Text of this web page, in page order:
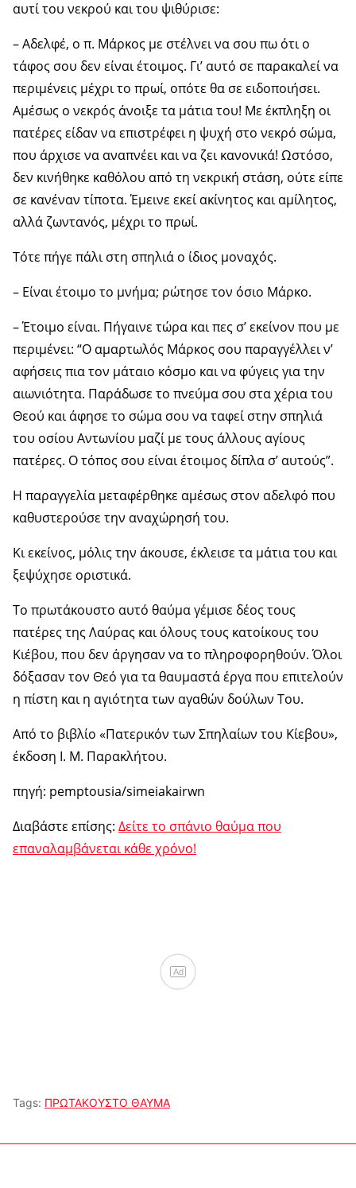
αυτί του νεκρού και του ψιθύρισε:
– Αδελφέ, ο π. Μάρκος με στέλνει να σου πω ότι ο
τάφος σου δεν είναι έτοιμος. Γι’ αυτό σε παρακαλεί να
περιμένεις μέχρι το πρωί, οπότε θα σε ειδοποιήσει.
Αμέσως ο νεκρός άνοιξε τα μάτια του! Με έκπληξη οι
πατέρες είδαν να επιστρέφει η ψυχή στο νεκρό σώμα,
που άρχισε να αναπνέει και να ζει κανονικά! Ωστόσο,
δεν κινήθηκε καθόλου από τη νεκρική στάση, ούτε είπε
σε κανέναν τίποτα. Έμεινε εκεί ακίνητος και αμίλητος,
αλλά ζωντανός, μέχρι το πρωί.
Τότε πήγε πάλι στη σπηλιά ο ίδιος μοναχός.
– Είναι έτοιμο το μνήμα; ρώτησε τον όσιο Μάρκο.
– Έτοιμο είναι. Πήγαινε τώρα και πες σ’ εκείνον που με
περιμένει: “Ο αμαρτωλός Μάρκος σου παραγγέλλει ν’
αφήσεις πια τον μάταιο κόσμο και να φύγεις για την
αιωνιότητα. Παράδωσε το πνεύμα σου στα χέρια του
Θεού και άφησε το σώμα σου να ταφεί στην σπηλιά
του οσίου Αντωνίου μαζί με τους άλλους αγίους
πατέρες. Ο τόπος σου είναι έτοιμος δίπλα σ’ αυτούς”.
Η παραγγελία μεταφέρθηκε αμέσως στον αδελφό που
καθυστερούσε την αναχώρησή του.
Κι εκείνος, μόλις την άκουσε, έκλεισε τα μάτια του και
ξεψύχησε οριστικά.
Το πρωτάκουστο αυτό θαύμα γέμισε δέος τους
πατέρες της Λαύρας και όλους τους κατοίκους του
Κιέβου, που δεν άργησαν να το πληροφορηθούν. Όλοι
δόξασαν τον Θεό για τα θαυμαστά έργα που επιτελούν
η πίστη και η αγιότητα των αγαθών δούλων Του.
Από το βιβλίο «Πατερικόν των Σπηλαίων του Κίεβου»,
έκδοση Ι. Μ. Παρακλήτου.
πηγή: pemptousia/simeiakairwn
Διαβάστε επίσης: Δείτε το σπάνιο θαύμα που
επαναλαμβάνεται κάθε χρόνο!
Ad
Tags: ΠΡΩΤΑΚΟΥΣΤΟ ΘΑΥΜΑ